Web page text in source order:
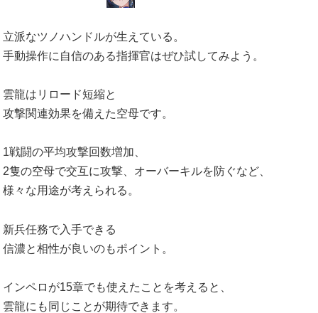
立派なツノハンドルが生えている。
手動操作に自信のある指揮官はぜひ試してみよう。
雲龍はリロード短縮と
攻撃関連効果を備えた空母です。
1戦闘の平均攻撃回数増加、
2隻の空母で交互に攻撃、オーバーキルを防ぐなど、
様々な用途が考えられる。
新兵任務で入手できる
信濃と相性が良いのもポイント。
インペロが15章でも使えたことを考えると、
雲龍にも同じことが期待できます。